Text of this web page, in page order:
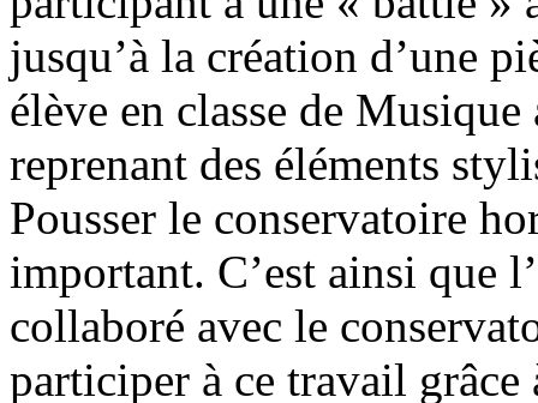
jusqu’à la création d’une
élève en classe de
reprenant des éléments
Pousser le conservatoire
important. C’est ainsi que
collaboré avec le
participer à ce travail